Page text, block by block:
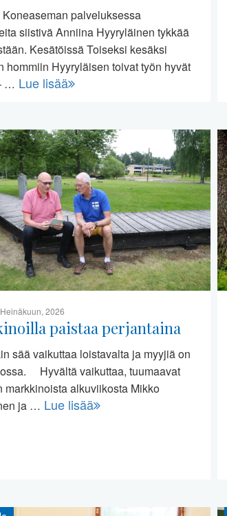
palveluksessa
siistivä Anniina Hyyryläinen tykkää
Kesätöissä Toiseksi kesäksi
hommiin Hyyryläisen toivat työn hyvät
… Lue lisää
2026
paistaa perjantaina
sää vaikuttaa loistavalta ja myyjiä on
Hyvältä vaikuttaa, tuumaavat
markkinoista alkuviikosta Mikko
ja … Lue lisää